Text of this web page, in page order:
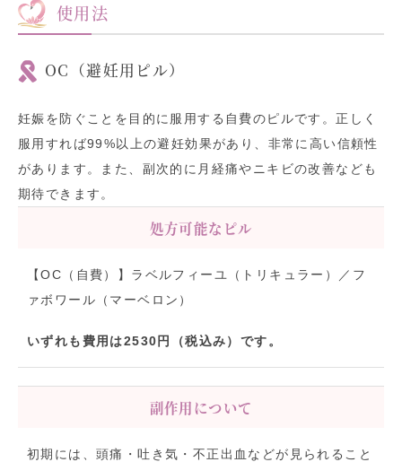
使用法
OC（避妊用ピル）
妊娠を防ぐことを目的に服用する自費のピルです。正しく
服用すれば99%以上の避妊効果があり、非常に高い信頼性
があります。また、副次的に月経痛やニキビの改善なども
期待できます。
処方可能なピル
【OC（自費）】ラベルフィーユ（トリキュラー）／フ
ァボワール（マーベロン）
いずれも費用は2530円（税込み）です。
副作用について
初期には、頭痛・吐き気・不正出血などが見られること